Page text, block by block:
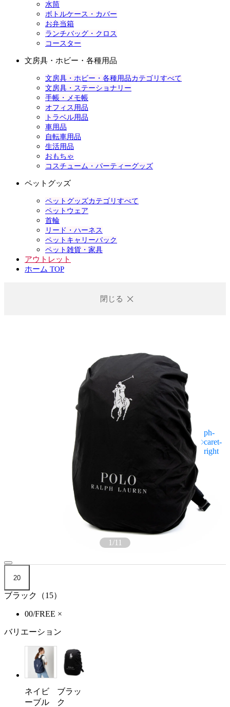
水筒
ボトルケース・カバー
お弁当箱
ランチバッグ・クロス
コースター
文房具・ホビー・各種用品
文房具・ホビー・各種用品カテゴリすべて
文房具・ステーショナリー
手帳・メモ帳
オフィス用品
トラベル用品
車用品
自転車用品
生活用品
おもちゃ
コスチューム・パーティーグッズ
ペットグッズ
ペットグッズカテゴリすべて
ペットウェア
首輪
リード・ハーネス
ペットキャリーバック
ペット雑貨・家具
アウトレット
ホーム TOP
閉じる
1/11
20
ブラック（15）
00/FREE ×
バリエーション
ネイビ
ーブル
ブラッ
ク